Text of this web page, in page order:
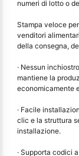
numeri di lotto o
Stampa veloce
venditori
della consegna,
· Nessun
mantiene la
economicamente
· Facile
clic e la struttura
installazione.
· Supporta codici